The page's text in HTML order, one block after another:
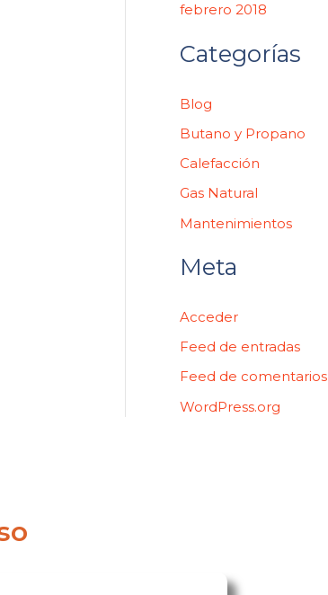
febrero 2018
Categorías
Blog
Butano y Propano
Calefacción
Gas Natural
Mantenimientos
Meta
Acceder
Feed de entradas
Feed de comentarios
WordPress.org